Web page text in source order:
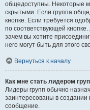
общедоступны. Некоторые
скрытыми. Если группа
кнопке. Если требуется
по соответствующей
зачем вы хотите
него могут быть для этого
Вернуться к началу
Как мне стать лидером
Лидеры групп обычно
заинтересованы в создании
сообщение.